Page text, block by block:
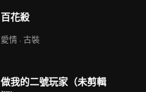
百花殺
愛情 · 古裝
做我的二號玩家（未剪輯